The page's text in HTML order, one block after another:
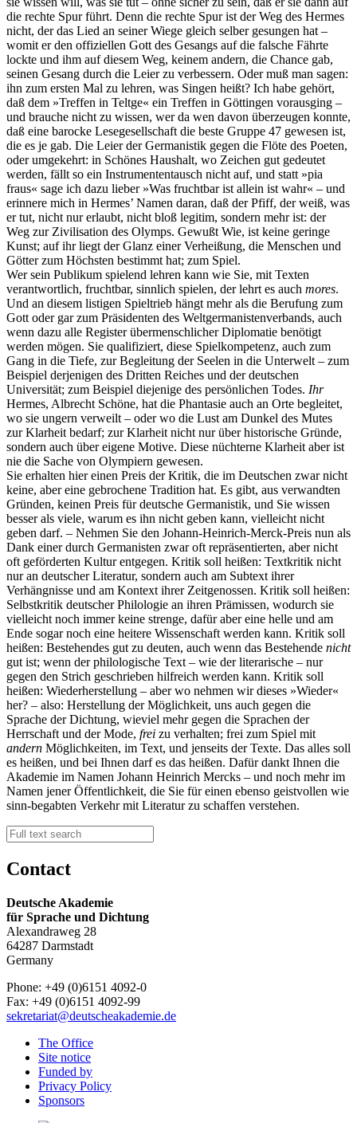
die rechte Spur führt. Denn die rechte Spur ist der Weg des Hermes
nicht, der das Lied an seiner Wiege gleich selber gesungen hat –
womit er den offiziellen Gott des Gesangs auf die falsche Fährte
lockte und ihm auf diesem Weg, keinem andern, die Chance gab,
seinen Gesang durch die Leier zu verbessern. Oder muß man sagen:
ihn zum ersten Mal zu lehren, was Singen heißt? Ich habe gehört,
daß dem »Treffen in Teltge« ein Treffen in Göttingen vorausging –
und brauche nicht zu wissen, wer da wen davon überzeugen konnte,
daß eine barocke Lesegesellschaft die beste Gruppe 47 gewesen ist,
die es je gab. Die Leier der Germanistik gegen die Flöte des Poeten,
oder umgekehrt: in Schönes Haushalt, wo Zeichen gut gedeutet
werden, fällt so ein Instrumententausch nicht auf, und statt »pia
fraus« sage ich dazu lieber »Was fruchtbar ist allein ist wahr« – und
erinnere mich in Hermes’ Namen daran, daß der Pfiff, der weiß, was
er tut, nicht nur erlaubt, nicht bloß legitim, sondern mehr ist: der
Weg zur Zivilisation des Olymps. Gewußt Wie, ist keine geringe
Kunst; auf ihr liegt der Glanz einer Verheißung, die Menschen und
Götter zum Höchsten bestimmt hat; zum Spiel.
Wer sein Publikum spielend lehren kann wie Sie, mit Texten
verantwortlich, fruchtbar, sinnlich spielen, der lehrt es auch mores.
Und an diesem listigen Spieltrieb hängt mehr als die Berufung zum
Gott oder gar zum Präsidenten des Weltgermanistenverbands, auch
wenn dazu alle Register übermenschlicher Diplomatie benötigt
werden mögen. Sie qualifiziert, diese Spielkompetenz, auch zum
Gang in die Tiefe, zur Begleitung der Seelen in die Unterwelt – zum
Beispiel derjenigen des Dritten Reiches und der deutschen
Universität; zum Beispiel diejenige des persönlichen Todes. Ihr
Hermes, Albrecht Schöne, hat die Phantasie auch an Orte begleitet,
wo sie ungern verweilt – oder wo die Lust am Dunkel des Mutes
zur Klarheit bedarf; zur Klarheit nicht nur über historische Gründe,
sondern auch über eigene Motive. Diese nüchterne Klarheit aber ist
nie die Sache von Olympiern gewesen.
Sie erhalten hier einen Preis der Kritik, die im Deutschen zwar nicht
keine, aber eine gebrochene Tradition hat. Es gibt, aus verwandten
Gründen, keinen Preis für deutsche Germanistik, und Sie wissen
besser als viele, warum es ihn nicht geben kann, vielleicht nicht
geben darf. – Nehmen Sie den Johann-Heinrich-Merck-Preis nun als
Dank einer durch Germanisten zwar oft repräsentierten, aber nicht
oft geförderten Kultur entgegen. Kritik soll heißen: Textkritik nicht
nur an deutscher Literatur, sondern auch am Subtext ihrer
Verhängnisse und am Kontext ihrer Zeitgenossen. Kritik soll heißen:
Selbstkritik deutscher Philologie an ihren Prämissen, wodurch sie
vielleicht noch immer keine strenge, dafür aber eine helle und am
Ende sogar noch eine heitere Wissenschaft werden kann. Kritik soll
heißen: Bestehendes gut zu deuten, auch wenn das Bestehende nicht
gut ist; wenn der philologische Text – wie der literarische – nur
gegen den Strich geschrieben hilfreich werden kann. Kritik soll
heißen: Wiederherstellung – aber wo nehmen wir dieses »Wieder«
her? – also: Herstellung der Möglichkeit, uns auch gegen die
Sprache der Dichtung, wieviel mehr gegen die Sprachen der
Herrschaft und der Mode, frei zu verhalten; frei zum Spiel mit
andern Möglichkeiten, im Text, und jenseits der Texte. Das alles soll
es heißen, und bei Ihnen darf es das heißen. Dafür dankt Ihnen die
Akademie im Namen Johann Heinrich Mercks – und noch mehr im
Namen jener Öffentlichkeit, die Sie für einen ebenso geistvollen wie
sinn-begabten Verkehr mit Literatur zu schaffen verstehen.
Contact
Deutsche Akademie
für Sprache und Dichtung
Alexandraweg 28
64287 Darmstadt
Germany
Phone: +49 (0)6151 4092-0
Fax: +49 (0)6151 4092-99
sekretariat@deutscheakademie.de
The Office
Site notice
Funded by
Privacy Policy
Sponsors